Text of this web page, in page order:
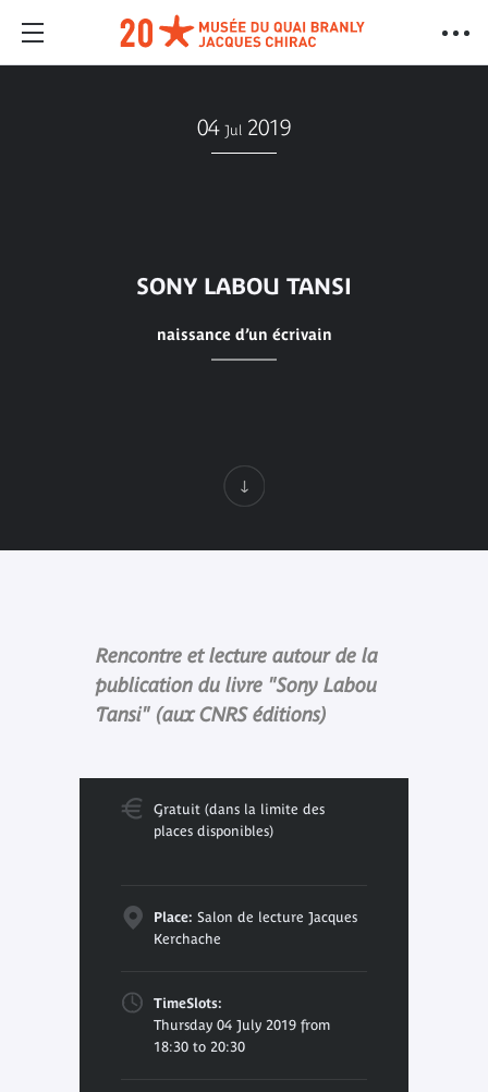
04 Jul 2019
SONY LABOU TANSI
naissance d’un écrivain
Rencontre et lecture autour de la
publication du livre "Sony Labou
Tansi" (aux CNRS éditions)
Gratuit (dans la limite des
places disponibles)
Place: Salon de lecture Jacques
Kerchache
TimeSlots:
Thursday 04 July 2019 from
18:30 to 20:30